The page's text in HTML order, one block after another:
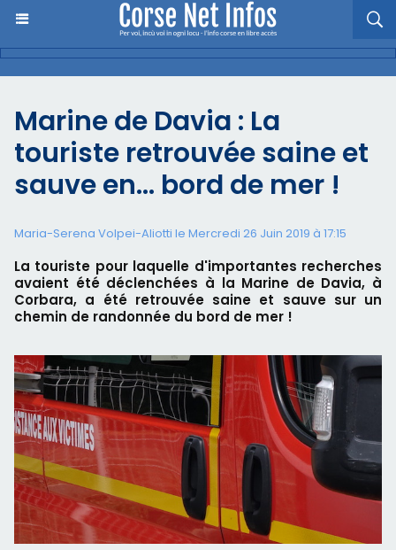
Marine de Davia : La
touriste retrouvée saine et
sauve en... bord de mer !
Maria-Serena Volpei-Aliotti le Mercredi 26 Juin 2019 à 17:15
La touriste pour laquelle d'importantes recherches
avaient été déclenchées à la Marine de Davia, à
Corbara, a été retrouvée saine et sauve sur un
chemin de randonnée du bord de mer !